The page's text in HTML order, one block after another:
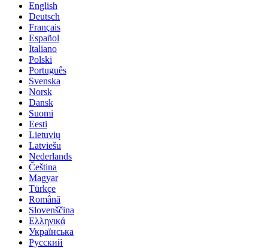
English
Deutsch
Français
Español
Italiano
Polski
Português
Svenska
Norsk
Dansk
Suomi
Eesti
Lietuvių
Latviešu
Nederlands
Čeština
Magyar
Türkçe
Română
Slovenščina
Ελληνικά
Українська
Русский